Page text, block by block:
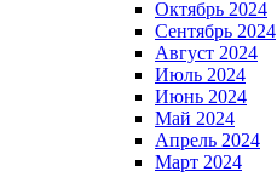
Октябрь 2024
Сентябрь 2024
Август 2024
Июль 2024
Июнь 2024
Май 2024
Апрель 2024
Март 2024